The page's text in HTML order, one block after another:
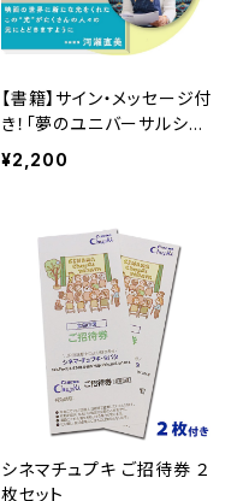
【書籍】サイン・メッセージ付
き！「夢のユニバーサルシア
ター」〜シネマ・チュプキ・タ
バタ代表 平塚千穂子著
¥2,200
シネマチュプキ ご招待券 ２
枚セット